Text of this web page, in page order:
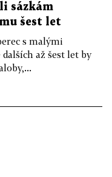
sázkám
šest let
s malými
až šest let by